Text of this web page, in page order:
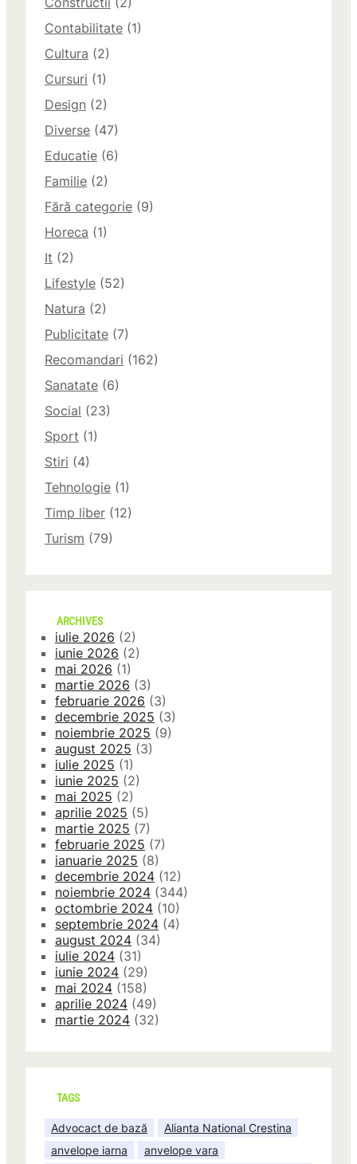
Contabilitate (1)
Cultura (2)
Cursuri (1)
Design (2)
Diverse (47)
Educatie (6)
Familie (2)
Fără categorie (9)
Horeca (1)
It (2)
Lifestyle (52)
Natura (2)
Publicitate (7)
Recomandari (162)
Sanatate (6)
Social (23)
Sport (1)
Stiri (4)
Tehnologie (1)
Timp liber (12)
Turism (79)
ARCHIVES
iulie 2026 (2)
iunie 2026 (2)
mai 2026 (1)
martie 2026 (3)
februarie 2026 (3)
decembrie 2025 (3)
noiembrie 2025 (9)
august 2025 (3)
iulie 2025 (1)
iunie 2025 (2)
mai 2025 (2)
aprilie 2025 (5)
martie 2025 (7)
februarie 2025 (7)
ianuarie 2025 (8)
decembrie 2024 (12)
noiembrie 2024 (344)
octombrie 2024 (10)
septembrie 2024 (4)
august 2024 (34)
iulie 2024 (31)
iunie 2024 (29)
mai 2024 (158)
aprilie 2024 (49)
martie 2024 (32)
TAGS
Advocact de bază
Alianta National Crestina
anvelope iarna
anvelope vara